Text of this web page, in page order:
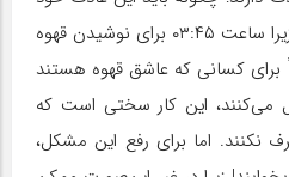
را در ماه رمضان کنترل کنند. زیرا ساعت ۰۳:۴۵ برای نوشیدن قهوه
کسانی که عاشق قهوه هستند
می‌کنند، این کار سختی است که
نکنند. اما برای رفع این مشکل،